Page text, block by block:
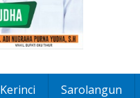
Kerinci Sarolangun